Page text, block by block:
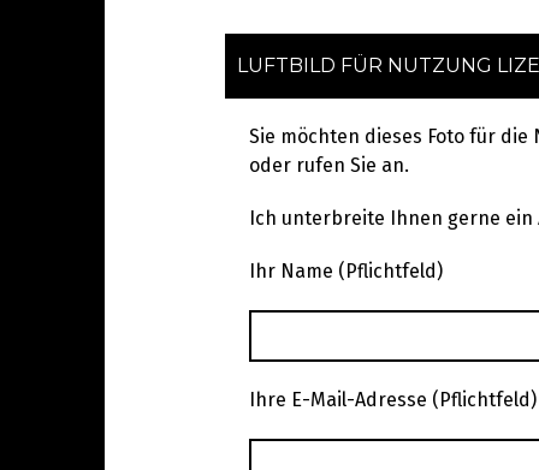
LUFTBILD FÜR NUTZUNG
Sie möchten dieses Foto für
oder rufen Sie an.
Ich unterbreite Ihnen gerne ein
Ihr Name (Pflichtfeld)
Ihre E-Mail-Adresse (Pflichtfeld)